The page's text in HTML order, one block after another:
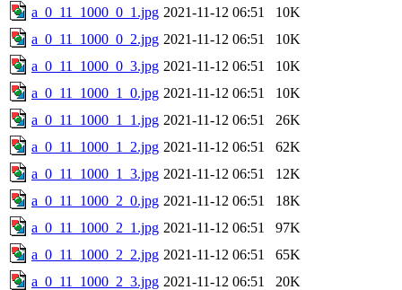
a_0_11_1000_0_1.jpg 2021-11-12 06:51
10K
a_0_11_1000_0_2.jpg 2021-11-12 06:51
10K
a_0_11_1000_0_3.jpg 2021-11-12 06:51
10K
a_0_11_1000_1_0.jpg 2021-11-12 06:51
10K
a_0_11_1000_1_1.jpg 2021-11-12 06:51
26K
a_0_11_1000_1_2.jpg 2021-11-12 06:51
62K
a_0_11_1000_1_3.jpg 2021-11-12 06:51
12K
a_0_11_1000_2_0.jpg 2021-11-12 06:51
18K
a_0_11_1000_2_1.jpg 2021-11-12 06:51
97K
a_0_11_1000_2_2.jpg 2021-11-12 06:51
65K
a_0_11_1000_2_3.jpg 2021-11-12 06:51
20K